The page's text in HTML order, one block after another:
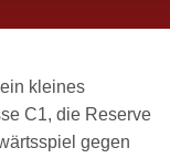
kleines
C1, die Reserve
gegen